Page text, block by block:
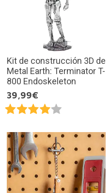
Kit de construcción 3D de
Metal Earth: Terminator T-
800 Endoskeleton
39,99€